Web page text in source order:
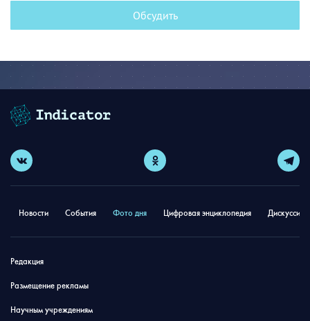
Обсудить
Новости События Фото дня Цифровая энциклопедия
Редакция
Размещение рекламы
Научным учреждениям